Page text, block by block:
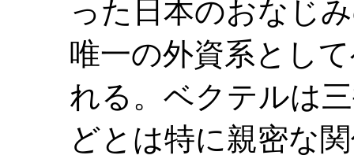
った日本のおなじ
唯一の外資系とし
れる。ベクテルは
どとは特に親密な